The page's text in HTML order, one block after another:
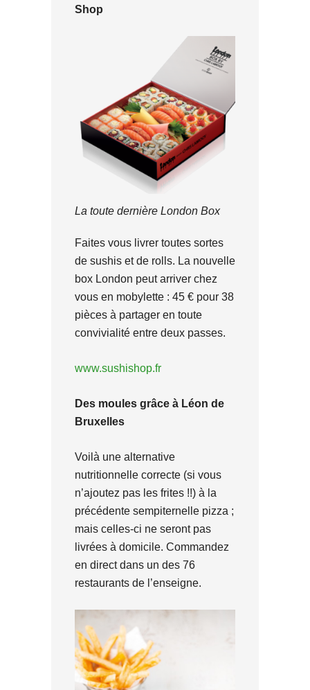
Shop
La toute dernière London Box
Faites vous livrer toutes sortes
de sushis et de rolls. La nouvelle
box London peut arriver chez
vous en mobylette : 45 € pour 38
pièces à partager en toute
convivialité entre deux passes.
www.sushishop.fr
Des moules grâce à Léon de
Bruxelles
Voilà une alternative
nutritionnelle correcte (si vous
n’ajoutez pas les frites !!) à la
précédente sempiternelle pizza ;
mais celles-ci ne seront pas
livrées à domicile. Commandez
en direct dans un des 76
restaurants de l’enseigne.